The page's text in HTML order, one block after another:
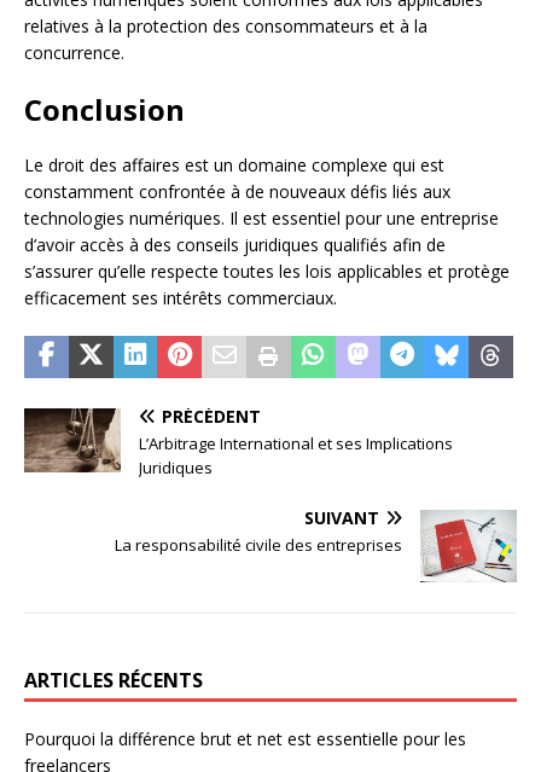
relatives à la protection des consommateurs et à la
concurrence.
Conclusion
Le droit des affaires est un domaine complexe qui est
constamment confrontée à de nouveaux défis liés aux
technologies numériques. Il est essentiel pour une entreprise
d’avoir accès à des conseils juridiques qualifiés afin de
s’assurer qu’elle respecte toutes les lois applicables et protège
efficacement ses intérêts commerciaux.
PRÉCÉDENT
L’Arbitrage International et ses Implications
Juridiques
SUIVANT
La responsabilité civile des entreprises
ARTICLES RÉCENTS
Pourquoi la différence brut et net est essentielle pour les
freelancers